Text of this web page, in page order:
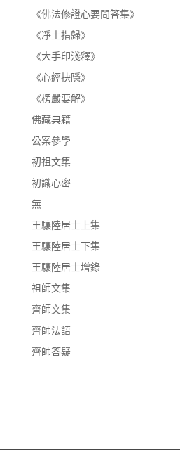
《佛法修證心要問答集》
《凈土指歸》
《大手印淺釋》
《心經抉隱》
《楞嚴要解》
佛藏典籍
公案參學
初祖文集
初識心密
無
王驤陸居士上集
王驤陸居士下集
王驤陸居士增錄
祖師文集
齊師文集
齊師法語
齊師答疑